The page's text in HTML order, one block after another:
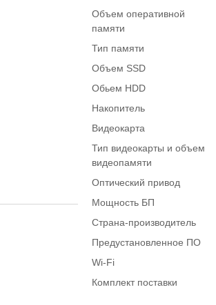
Объем оперативной
памяти
Тип памяти
Объем SSD
Обьем HDD
Накопитель
Видеокарта
Тип видеокарты и объем
видеопамяти
Оптический привод
Мощность БП
Страна-производитель
Предустановленное ПО
Wi-Fi
Комплект поставки